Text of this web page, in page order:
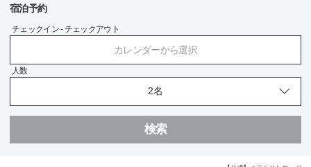
宿泊予約
チェックイン - チェックアウト
カレンダーから選択
人数
検索